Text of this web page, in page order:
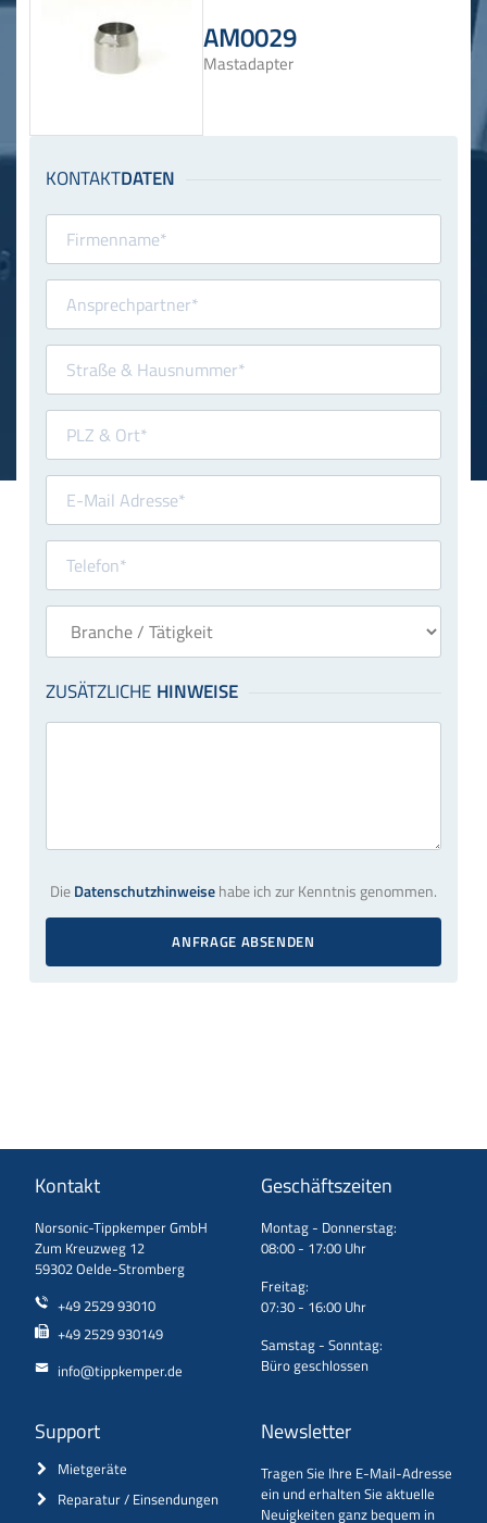
AM0029
Mastadapter
DieDatenschutzhinweisehabe ich zur Kenntnis genommen.
ANFRAGE ABSENDEN
Kontakt
Norsonic-Tippkemper GmbH
Zum Kreuzweg 12
59302 Oelde-Stromberg
+49 2529 93010
+49 2529 930149
info@tippkemper.de
Geschäftszeiten
Montag - Donnerstag:
08:00 - 17:00 Uhr
Freitag:
07:30 - 16:00 Uhr
Samstag - Sonntag:
Büro geschlossen
Support
Mietgeräte
Reparatur / Einsendungen
Newsletter
Tragen Sie Ihre E-Mail-Adresse
ein und erhalten Sie aktuelle
Neuigkeiten ganz bequem in